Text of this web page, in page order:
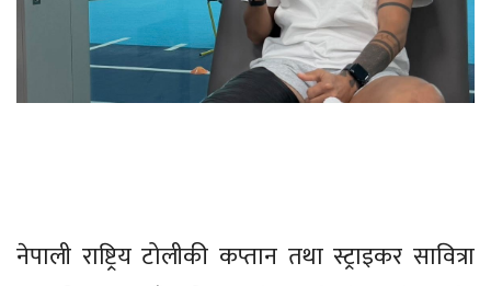
नेपाली राष्ट्रिय टोलीकी कप्तान तथा स्ट्राइकर सावित्रा